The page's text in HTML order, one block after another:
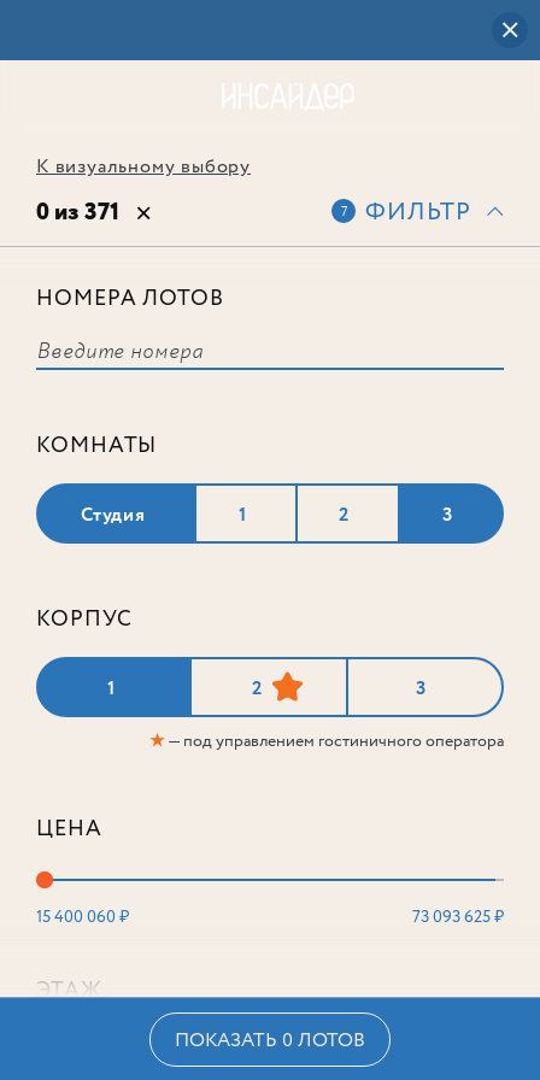
К визуальному выбору
0 из 371 7 ФИЛЬТР
НОМЕРА ЛОТОВ
КОМНАТЫ
Студия 1 2 3
КОРПУС
1 2 3
★— под управлением гостиничного оператора
ЦЕНА
15 400 060 ₽ 73 093 625 ₽
ЭТАЖ
ПОКАЗАТЬ 0 ЛОТОВ
соответствует ни одного лота